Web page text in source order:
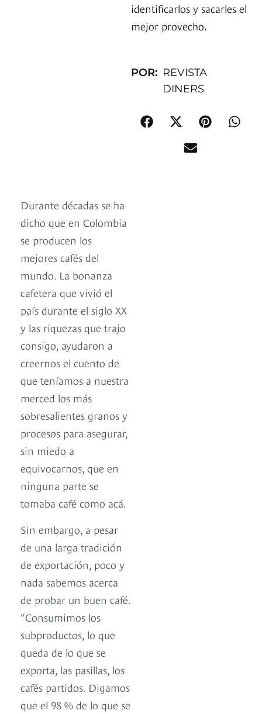
identificarlos y sacarles el
mejor provecho.
POR: REVISTA
DINERS
Durante décadas se ha
dicho que en Colombia
se producen los
mejores cafés del
mundo. La bonanza
cafetera que vivió el
país durante el siglo XX
y las riquezas que trajo
consigo, ayudaron a
creernos el cuento de
que teníamos a nuestra
merced los más
sobresalientes granos y
procesos para asegurar,
sin miedo a
equivocarnos, que en
ninguna parte se
tomaba café como acá.
Sin embargo, a pesar
de una larga tradición
de exportación, poco y
nada sabemos acerca
de probar un buen café.
“Consumimos los
subproductos, lo que
queda de lo que se
exporta, las pasillas, los
cafés partidos. Digamos
que el 98 % de lo que se